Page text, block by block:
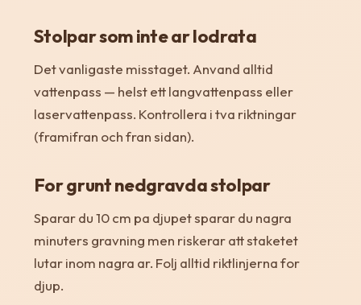
Stolpar som inte ar lodrata
Det vanligaste misstaget. Anvand alltid
vattenpass — helst ett langvattenpass eller
laservattenpass. Kontrollera i tva riktningar
(framifran och fran sidan).
For grunt nedgravda stolpar
Sparar du 10 cm pa djupet sparar du nagra
minuters gravning men riskerar att staketet
lutar inom nagra ar. Folj alltid riktlinjerna for
djup.